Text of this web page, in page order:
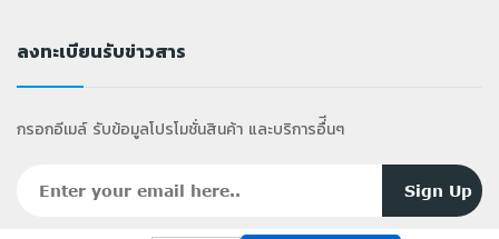
ลงทะเบียนรับข่าวสาร
กรอกอีเมล์ รับข้อมูลโปรโมชั่นสินค้า และบริการอื่ีนๆ